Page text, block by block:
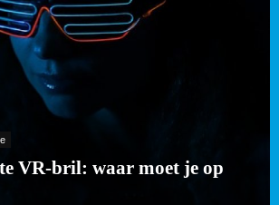
VR-bril: waar moet je op